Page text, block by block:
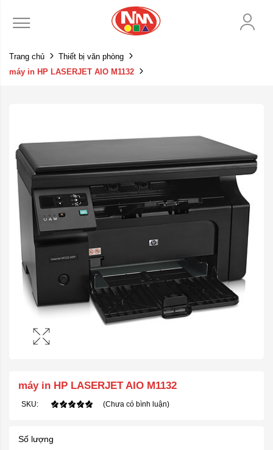
Trang chủ
Thiết bị văn phòng
máy in HP LASERJET AIO M1132
máy in HP LASERJET AIO M1132
SKU: (Chưa có bình luận)
Số lượng